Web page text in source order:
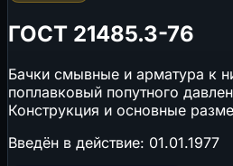
ГОСТ 21485.3-76
Бачки смывные и арматура к
поплавковый попутного
Конструкция и основные
Введён в действие: 01.01.1977